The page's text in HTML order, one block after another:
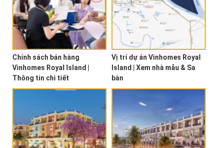
Chính sách bán hàng
Vinhomes Royal Island |
Thông tin chi tiết
Vị trí dự án Vinhomes Royal
Island | Xem nhà mẫu & Sa
bàn